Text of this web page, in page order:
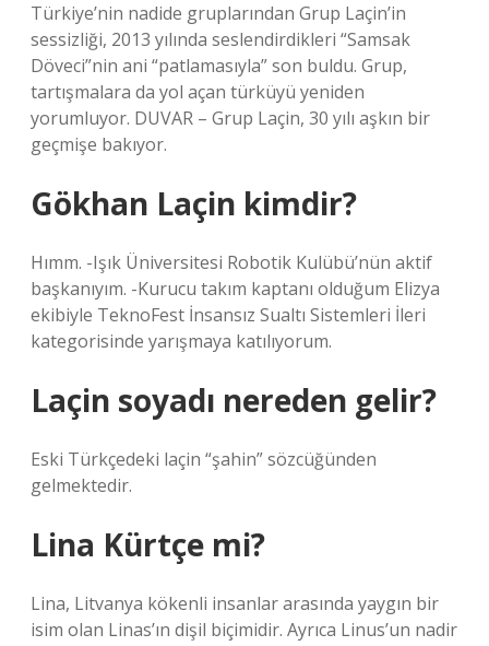
Türkiye’nin nadide gruplarından Grup Laçin’in
sessizliği, 2013 yılında seslendirdikleri “Samsak
Döveci”nin ani “patlamasıyla” son buldu. Grup,
tartışmalara da yol açan türküyü yeniden
yorumluyor. DUVAR – Grup Laçin, 30 yılı aşkın bir
geçmişe bakıyor.
Gökhan Laçin kimdir?
Hımm. -Işık Üniversitesi Robotik Kulübü’nün aktif
başkanıyım. -Kurucu takım kaptanı olduğum Elizya
ekibiyle TeknoFest İnsansız Sualtı Sistemleri İleri
kategorisinde yarışmaya katılıyorum.
Laçin soyadı nereden gelir?
Eski Türkçedeki laçin “şahin” sözcüğünden
gelmektedir.
Lina Kürtçe mi?
Lina, Litvanya kökenli insanlar arasında yaygın bir
isim olan Linas’ın dişil biçimidir. Ayrıca Linus’un nadir